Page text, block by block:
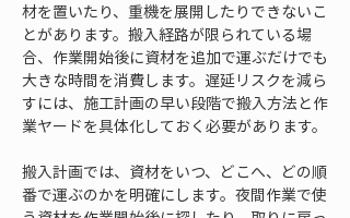
材を置いたり、重機を展開したりできないこ
とがあります。搬入経路が限られている場
合、作業開始後に資材を追加で運ぶだけでも
大きな時間を消費します。遅延リスクを減ら
すには、施工計画の早い段階で搬入方法と作
業ヤードを具体化しておく必要があります。
搬入計画では、資材をいつ、どこへ、どの順
番で運ぶのかを明確にします。夜間作業で使